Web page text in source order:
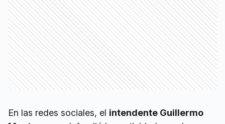
En las redes sociales, el intendente Guillermo